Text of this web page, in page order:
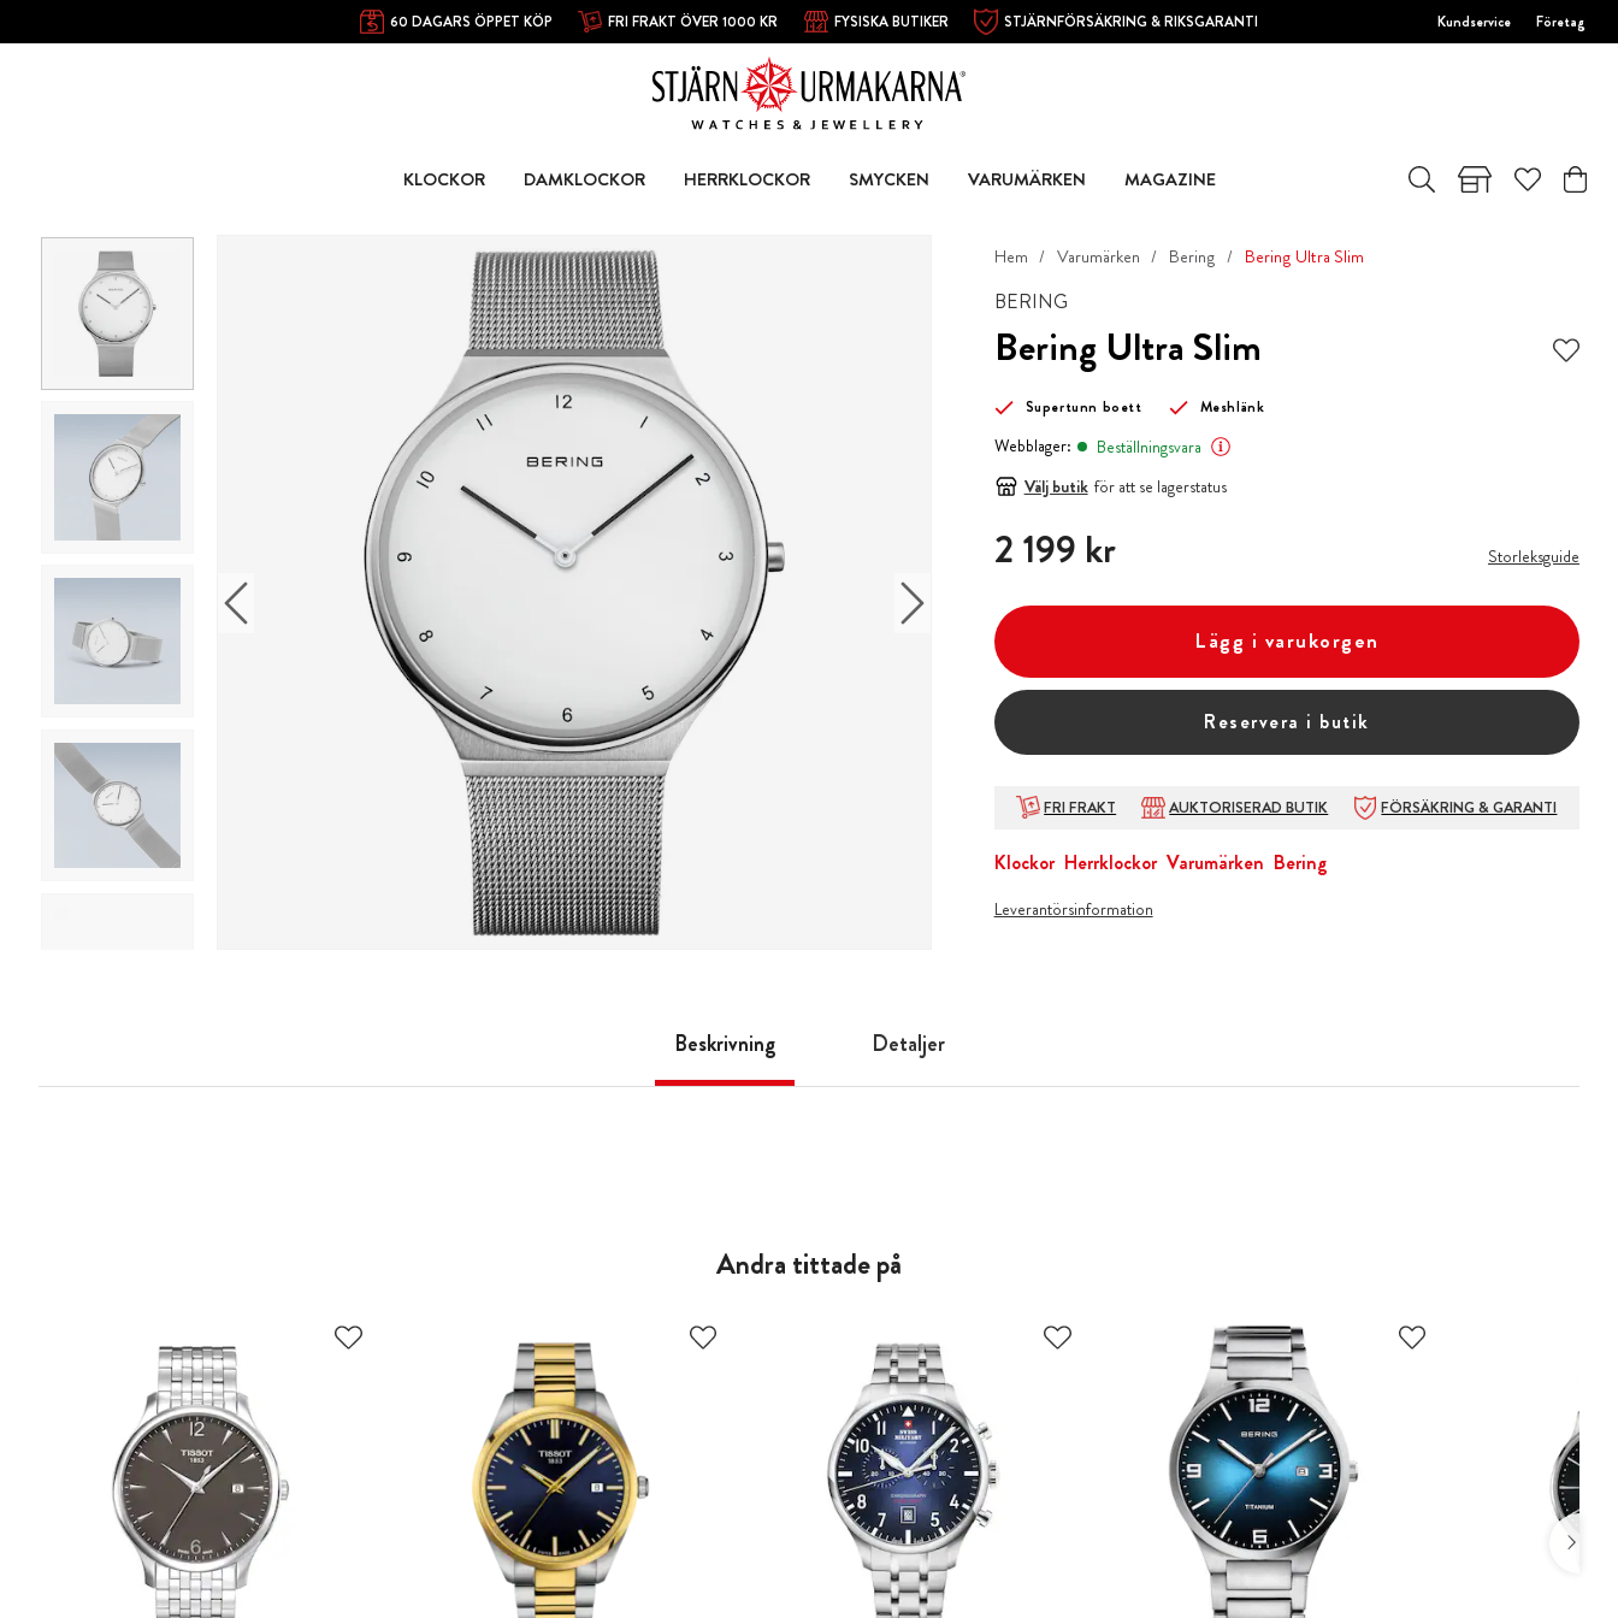
60 DAGARS ÖPPET KÖP FRI FRAKT ÖVER 1000 KR FYSISKA BUTIKER STJÄRNFÖRSÄKRING & RIKSGARANTI Kundservice Företag
KLOCKOR DAMKLOCKOR HERRKLOCKOR SMYCKEN VARUMÄRKEN MAGAZINE
Hem Varumärken Bering Bering Ultra Slim
BERING
Bering Ultra Slim
Supertunn boett Meshlänk
Webblager:
Beställningsvara
Välj butik för att se lagerstatus
Pris:2 199 kr
2 199 kr Storleksguide
Lägg i varukorgen
Reservera i butik
FRI FRAKT AUKTORISERAD BUTIK FÖRSÄKRING & GARANTI
Klockor Herrklockor Varumärken Bering
Leverantörsinformation
Beskrivning Detaljer
Andra tittade på